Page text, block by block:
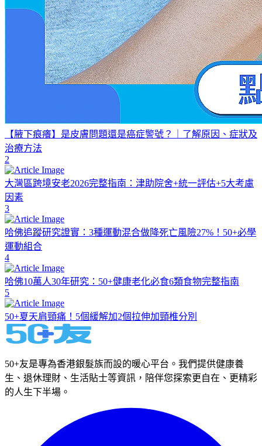
【腋下痕癢】是皮膚問題還是癌症警號？｜了解原因、症狀及
治療方法
2
大灣區跨境安老2026完整指南：津助院舍+統一評估+5大考慮
因素
3
哈佛追蹤研究證實：3種運動混合做降死亡風險27%！50+必學
運動組合
4
哈佛10萬人30年研究：50+健康老化必食6類食物完整指南
5
50+夏天肩頸痛！5個緩解加2個拉伸加頸椎分別
50+友是專為香港銀髮族而設的暖心平台。我們提供健康養
生、退休理財、生活貼士等資訊，陪伴您探索更自在、更精彩
的人生下半場。